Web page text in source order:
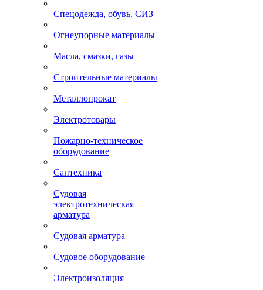
Спецодежда, обувь, СИЗ
Огнеупорные материалы
Масла, смазки, газы
Строительные материалы
Металлопрокат
Электротовары
Пожарно-техническое
оборудование
Сантехника
Судовая
электротехническая
арматура
Судовая арматура
Судовое оборудование
Электроизоляция